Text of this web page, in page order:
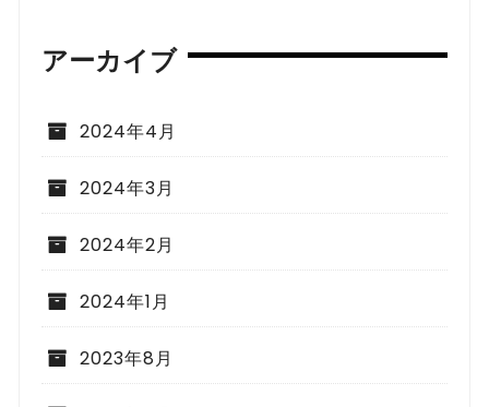
アーカイブ
2024年4月
2024年3月
2024年2月
2024年1月
2023年8月